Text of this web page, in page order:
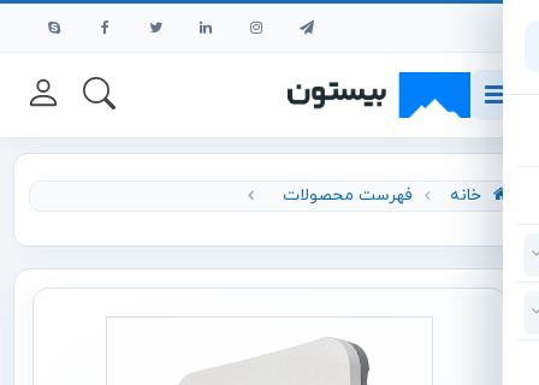
خانه فهرست محصولات